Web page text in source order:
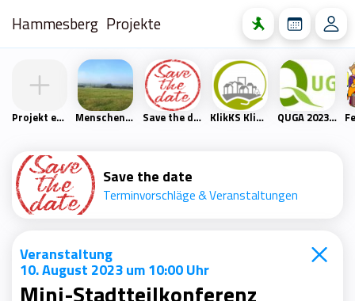
Hammesberg Projekte
Projekt erstellen Menschen- und Naturfreunde Scharpenacken Save the date KlikKS Klimaschutzprojekt QUGA 2023 – Quartiersgartenschau Heckinghausen
Save the date
Terminvorschläge & Veranstaltungen
Veranstaltung
10. August 2023 um 10:00 Uhr